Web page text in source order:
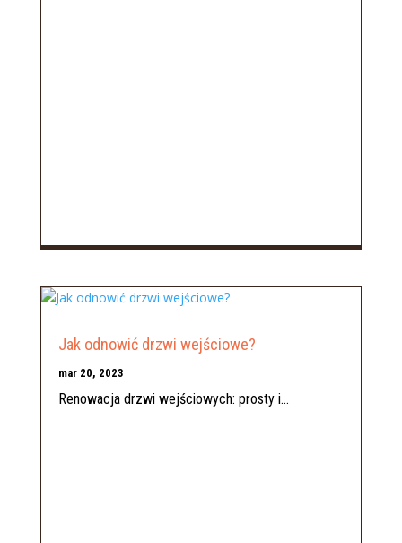
Jak odnowić drzwi wejściowe?
mar 20, 2023
Renowacja drzwi wejściowych: prosty i...